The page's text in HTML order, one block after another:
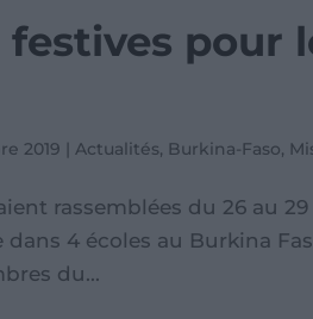
pour
2019 |Actualités, Burkina-Faso,
rassemblées du 26 au
dans 4 écoles au Burkina
du...